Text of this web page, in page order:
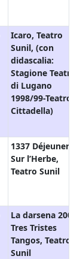
Icaro, Teatro
Sunil, (con
didascalia:
Stagione Teatrale
di Lugano
1998/99-Teatro
Cittadella)
1337 Déjeuner
Sur l’Herbe,
Teatro Sunil
La darsena 2005,
Tres Tristes
Tangos, Teatro
Sunil